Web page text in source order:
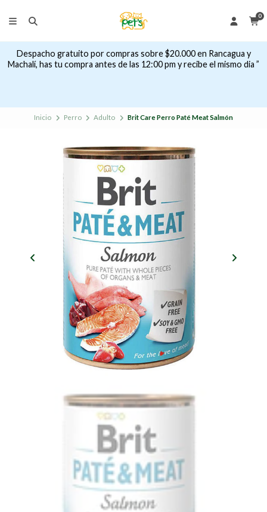
0
Despacho gratuito por compras sobre $20.000 en Rancagua y
Machalí, has tu compra antes de las 12:00 pm y recibe el mismo dia ”
Inicio Perro Adulto Brit Care Perro Paté Meat Salmón